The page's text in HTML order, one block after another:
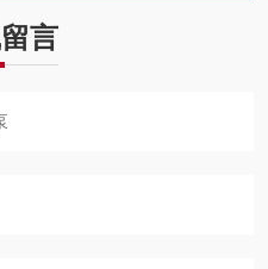
言